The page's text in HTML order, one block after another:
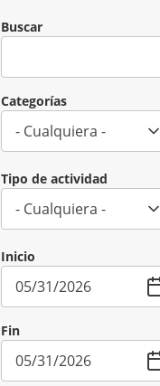
Buscar
Categorías
Tipo de actividad
Inicio
Fin